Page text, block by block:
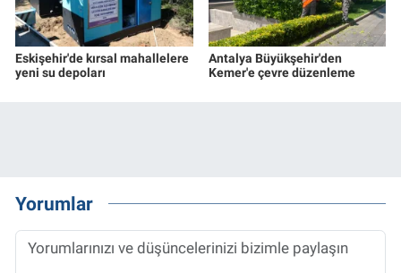
Eskişehir'de kırsal mahallelere
yeni su depoları
Antalya Büyükşehir'den
Kemer'e çevre düzenleme
Yorumlar